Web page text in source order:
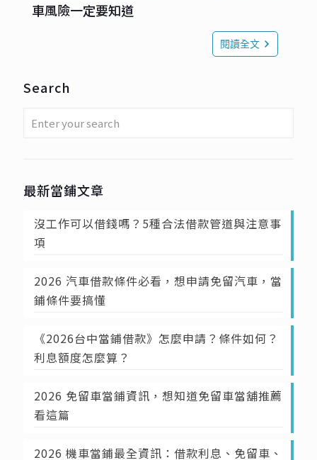
車風險一定要知道
閱讀全文
Search
最新當鋪文章
沒工作可以借錢嗎？5種合法借款管道與注意事
項
2026 汽車借款條件必看，想申請免留汽車，當
鋪條件要搞懂
《2026台中當鋪借款》怎麼申請？條件如何？
利息額度怎麼算？
2026 免留車當鋪資訊，想知道免留車當舖推薦
看這篇
2026 機車當鋪最全資訊：借款利息、免留車、